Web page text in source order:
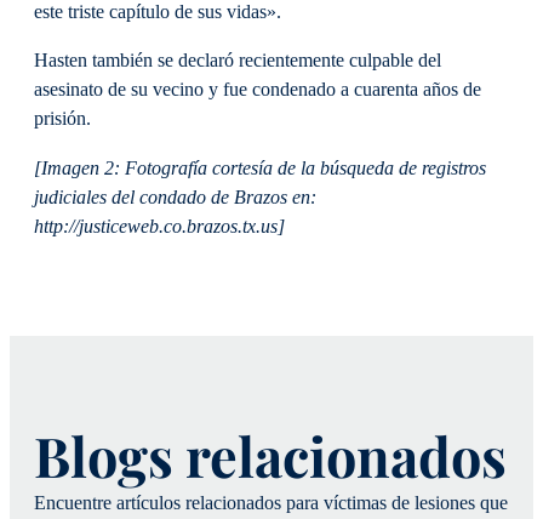
este triste capítulo de sus vidas».
Hasten también se declaró recientemente culpable del
asesinato de su vecino y fue condenado a cuarenta años de
prisión.
[Imagen 2: Fotografía cortesía de la búsqueda de registros
judiciales del condado de Brazos en:
http://justiceweb.co.brazos.tx.us]
Blogs relacionados
Encuentre artículos relacionados para víctimas de lesiones que